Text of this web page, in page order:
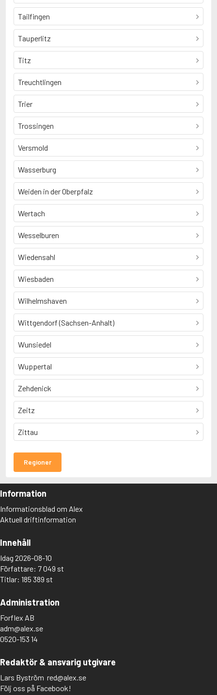
Tailfingen
Tauperlitz
Titz
Treuchtlingen
Trier
Trossingen
Versmold
Wasserburg
Weiden in der Oberpfalz
Wertach
Wesselburen
Wiedensahl
Wiesbaden
Wilhelmshaven
Wittgendorf (Sachsen-Anhalt)
Wunsiedel
Wuppertal
Zehdenick
Zeitz
Zittau
Regioner
Information
Informationsblad om Alex
Aktuell driftinformation
Innehåll
Idag 2026-08-10
Författare: 7 049 st
Titlar: 185 389 st
Administration
Forflex AB
adm@alex.se
0520-153 14
Redaktör & ansvarig utgivare
Lars Byström red@alex.se
Följ oss på Facebook!